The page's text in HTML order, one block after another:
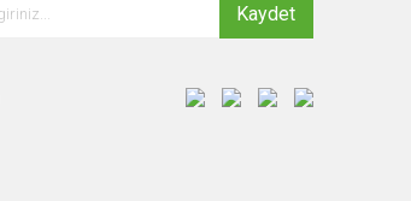
Kaydet